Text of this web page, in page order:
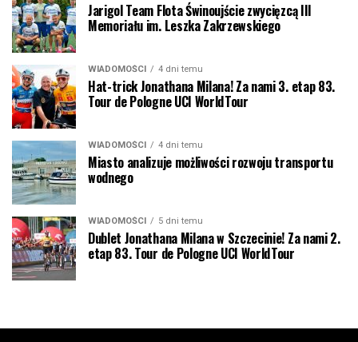
Jarigol Team Flota Świnoujście zwycięzcą III
Memoriału im. Leszka Zakrzewskiego
WIADOMOŚCI 4 dni temu
Hat-trick Jonathana Milana! Za nami 3. etap 83.
Tour de Pologne UCI WorldTour
WIADOMOŚCI 4 dni temu
Miasto analizuje możliwości rozwoju transportu
wodnego
WIADOMOŚCI 5 dni temu
Dublet Jonathana Milana w Szczecinie! Za nami 2.
etap 83. Tour de Pologne UCI WorldTour